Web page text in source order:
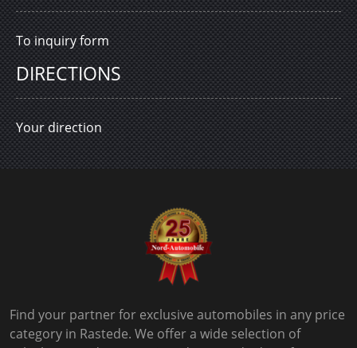
To inquiry form
DIRECTIONS
Your direction
Find your partner for exclusive automobiles in any price
category in Rastede. We offer a wide selection of